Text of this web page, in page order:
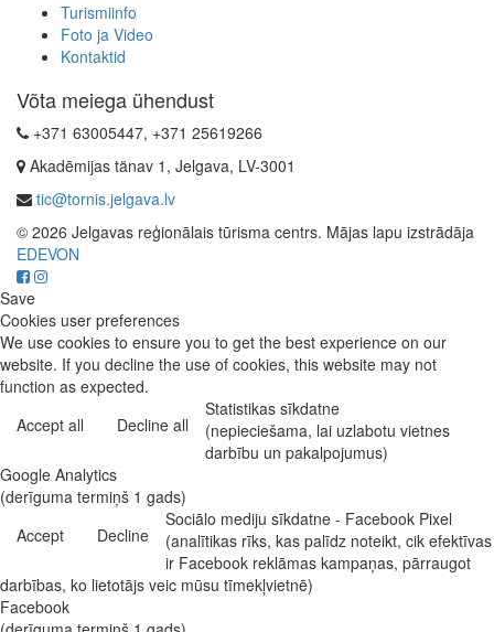
Turismiinfo
Foto ja Video
Kontaktid
Võta meiega ühendust
+371 63005447, +371 25619266
Akadēmijas tänav 1, Jelgava, LV-3001
tic@tornis.jelgava.lv
© 2026 Jelgavas reģionālais tūrisma centrs. Mājas lapu izstrādāja
EDEVON
Save
Cookies user preferences
We use cookies to ensure you to get the best experience on our
website. If you decline the use of cookies, this website may not
function as expected.
Accept all
Decline all
Statistikas sīkdatne
(nepieciešama, lai uzlabotu vietnes
darbību un pakalpojumus)
Google Analytics
(derīguma termiņš 1 gads)
Accept
Decline
Sociālo mediju sīkdatne - Facebook Pixel
(analītikas rīks, kas palīdz noteikt, cik efektīvas
ir Facebook reklāmas kampaņas, pārraugot
darbības, ko lietotājs veic mūsu tīmekļvietnē)
Facebook